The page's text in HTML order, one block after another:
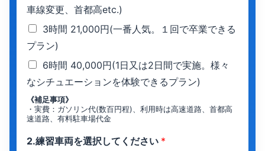
車線変更、首都高etc.)
3時間 21,000円(一番人気。１回で卒業できる
プラン)
6時間 40,000円(1日又は2日間で実施。様々
なシチュエーションを体験できるプラン)
《補足事項》
・実費：ガソリン代(数百円程)、利用時は高速道路、首都高
速道路、有料駐車場代金
2.練習車両を選択してください *